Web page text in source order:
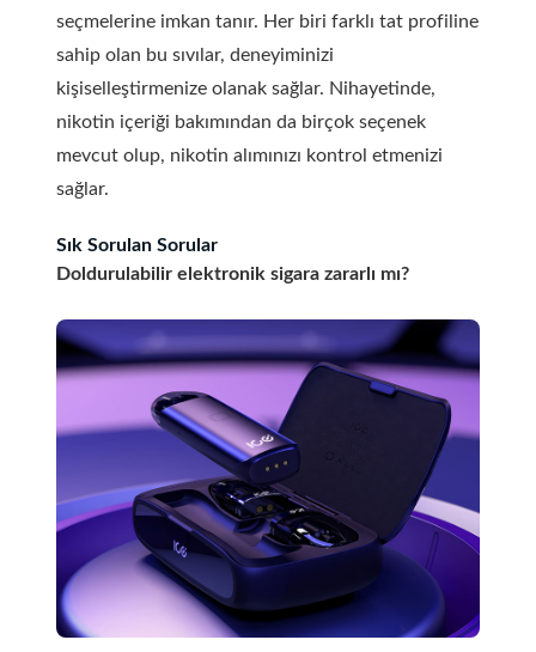
seçmelerine imkan tanır. Her biri farklı tat profiline
sahip olan bu sıvılar, deneyiminizi
kişiselleştirmenize olanak sağlar. Nihayetinde,
nikotin içeriği bakımından da birçok seçenek
mevcut olup, nikotin alımınızı kontrol etmenizi
sağlar.
Sık Sorulan Sorular
Doldurulabilir elektronik sigara zararlı mı?